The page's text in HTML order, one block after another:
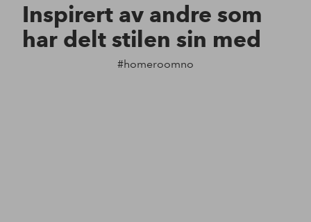
Inspirert av andre som
har delt stilen sin med
#homeroomno